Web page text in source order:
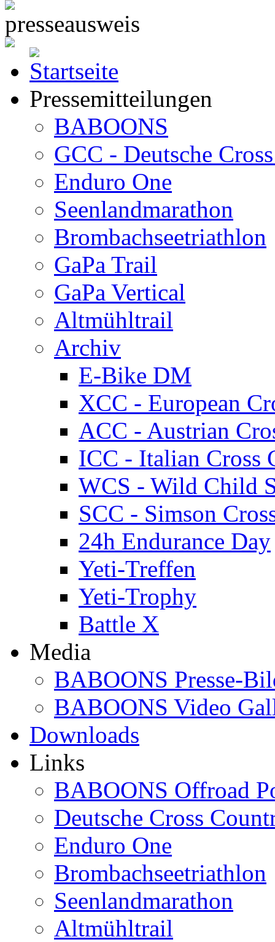
Pressemitteilungen
BABOONS
GCC - Deutsche
Enduro One
Seenlandmarathon
Brombachseetriathlon
GaPa Trail
GaPa Vertical
Altmühltrail
Archiv
E-Bike DM
XCC - European
ACC - Austrian
ICC - Italian Cross
WCS - Wild Child
SCC - Simson
24h Endurance Day
Yeti-Treffen
Yeti-Trophy
Battle X
Media
BABOONS Presse-
BABOONS Video
Downloads
Links
BABOONS Offroad
Deutsche Cross
Enduro One
Brombachseetriathlon
Seenlandmarathon
Altmühltrail